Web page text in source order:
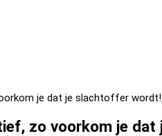
je dat je slachtoffer wordt!
zo voorkom je